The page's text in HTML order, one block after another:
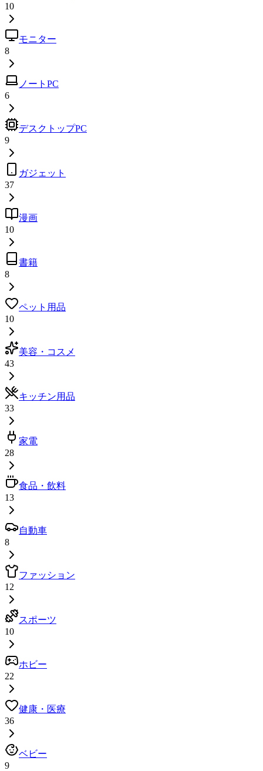
10
モニター
8
ノートPC
6
デスクトップPC
9
ガジェット
37
漫画
10
書籍
8
ペット用品
10
美容・コスメ
43
キッチン用品
33
家電
28
食品・飲料
13
自動車
8
ファッション
12
スポーツ
10
ホビー
22
健康・医療
36
ベビー
9